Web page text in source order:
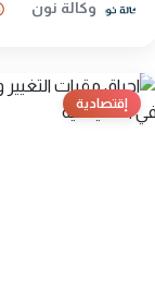
وكالة نون
إقتصادية